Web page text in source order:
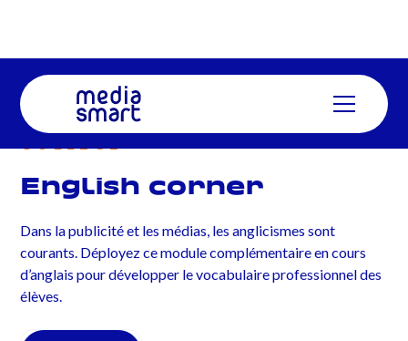
English corner
Dans la publicité et les médias, les anglicismes sont
courants. Déployez ce module complémentaire en cours
d’anglais pour développer le vocabulaire professionnel des
élèves.